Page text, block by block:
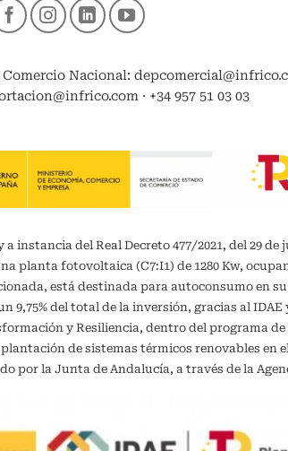
Nacional:
· +34 957 51 03 03
a instancia del Real Decreto 477/2021, del 29
planta fotovoltaica (C7:I1) de 1280 Kw,
está destinada para autoconsumo en
9,75% del total de la inversión, gracias al
y Resiliencia, dentro del programa
de sistemas térmicos renovables en
por la Junta de Andalucía, a través de la